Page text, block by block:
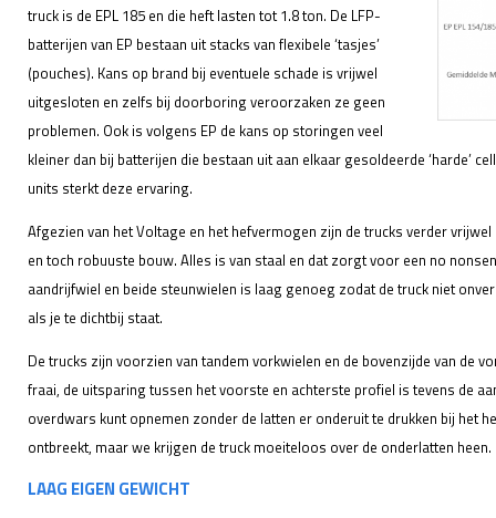
truck is de EPL 185 en die heft lasten tot 1.8 ton. De LFP-
batterijen van EP bestaan uit stacks van flexibele ‘tasjes’
(pouches). Kans op brand bij eventuele schade is vrijwel
uitgesloten en zelfs bij doorboring veroorzaken ze geen
problemen. Ook is volgens EP de kans op storingen veel
kleiner dan bij batterijen die bestaan uit aan elkaar gesoldeerde ‘harde’
units sterkt deze ervaring.
Afgezien van het Voltage en het hefvermogen zijn de trucks verder
en toch robuuste bouw. Alles is van staal en dat zorgt voor een no
aandrijfwiel en beide steunwielen is laag genoeg zodat de truck niet
als je te dichtbij staat.
De trucks zijn voorzien van tandem vorkwielen en de bovenzijde van de
fraai, de uitsparing tussen het voorste en achterste profiel is tevens de
overdwars kunt opnemen zonder de latten er onderuit te drukken bij het
ontbreekt, maar we krijgen de truck moeiteloos over de onderlatten heen.
LAAG EIGEN GEWICHT